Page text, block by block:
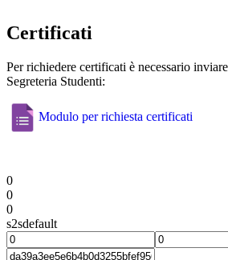
Certificati
Per richiedere certificati è necessario
Segreteria Studenti:
Modulo per richiesta certificati
0
0
0
s2sdefault